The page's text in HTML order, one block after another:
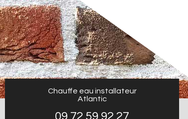
Chauffe eau installateur
Atlantic
09 72 59 92 27